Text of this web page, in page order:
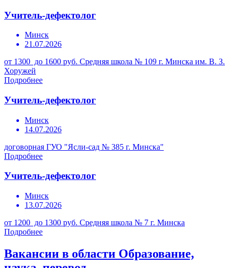
Учитель-дефектолог
Минск
21.07.2026
от 1300 до 1600 руб. Средняя школа № 109 г. Минска им. В. З.
Хоружей
Подробнее
Учитель-дефектолог
Минск
14.07.2026
договорная ГУО "Ясли-сад № 385 г. Минска"
Подробнее
Учитель-дефектолог
Минск
13.07.2026
от 1200 до 1300 руб. Средняя школа № 7 г. Минска
Подробнее
Вакансии в области Образование,